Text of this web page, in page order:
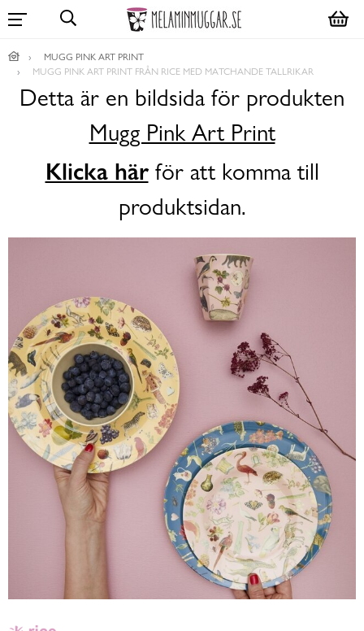
MUGG PINK ART PRINT
MUGG PINK ART PRINT FRÅN RICE MED MATCHANDE TALLRIKAR
Detta är en bildsida för produkten
Mugg Pink Art Print
Klicka härför att komma till
produktsidan.